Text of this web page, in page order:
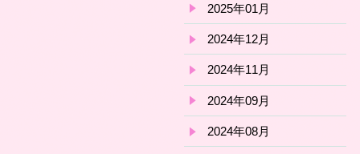
2025年01月
2024年12月
2024年11月
2024年09月
2024年08月